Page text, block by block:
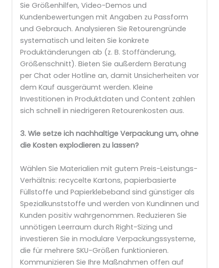
Sie Größenhilfen, Video-Demos und
Kundenbewertungen mit Angaben zu Passform
und Gebrauch. Analysieren Sie Retourengründe
systematisch und leiten Sie konkrete
Produktänderungen ab (z. B. Stoffänderung,
Größenschnitt). Bieten Sie außerdem Beratung
per Chat oder Hotline an, damit Unsicherheiten vor
dem Kauf ausgeräumt werden. Kleine
Investitionen in Produktdaten und Content zahlen
sich schnell in niedrigeren Retourenkosten aus.
3. Wie setze ich nachhaltige Verpackung um, ohne
die Kosten explodieren zu lassen?
Wählen Sie Materialien mit gutem Preis-Leistungs-
Verhältnis: recycelte Kartons, papierbasierte
Füllstoffe und Papierklebeband sind günstiger als
Spezialkunststoffe und werden von Kundinnen und
Kunden positiv wahrgenommen. Reduzieren Sie
unnötigen Leerraum durch Right-Sizing und
investieren Sie in modulare Verpackungssysteme,
die für mehrere SKU-Größen funktionieren.
Kommunizieren Sie Ihre Maßnahmen offen auf